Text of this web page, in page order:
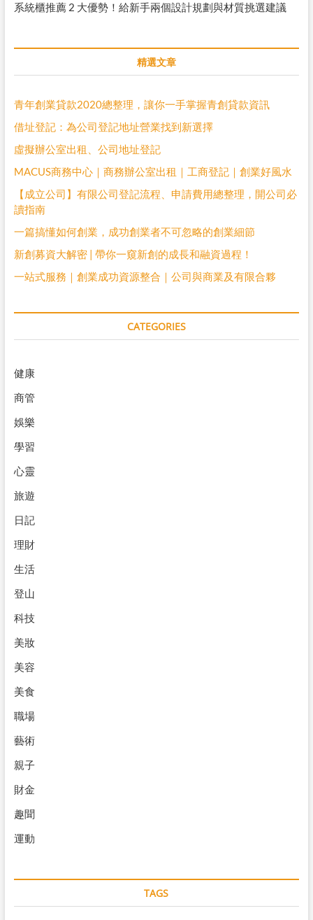
系統櫃推薦 2 大優勢！給新手兩個設計規劃與材質挑選建議
精選文章
青年創業貸款2020總整理，讓你一手掌握青創貸款資訊
借址登記：為公司登記地址營業找到新選擇
虛擬辦公室出租、公司地址登記
MACUS商務中心｜商務辦公室出租｜工商登記｜創業好風水
【成立公司】有限公司登記流程、申請費用總整理，開公司必
讀指南
一篇搞懂如何創業，成功創業者不可忽略的創業細節
新創募資大解密 | 帶你一窺新創的成長和融資過程！
一站式服務｜創業成功資源整合｜公司與商業及有限合夥
CATEGORIES
健康
商管
娛樂
學習
心靈
旅遊
日記
理財
生活
登山
科技
美妝
美容
美食
職場
藝術
親子
財金
趣聞
運動
TAGS